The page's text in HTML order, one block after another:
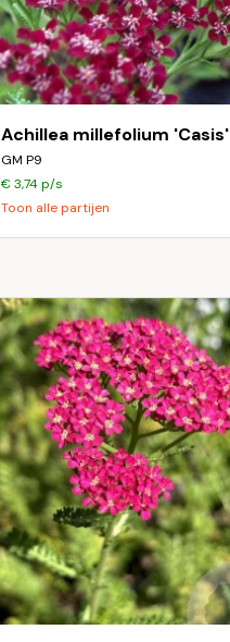
Achillea millefolium 'Casis'
GM P9
€ 3,74 p/s
Toon alle partijen